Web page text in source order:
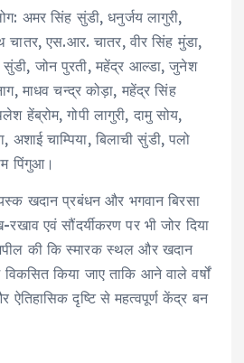
अमर सिंह सुंडी, धनुर्जय लागुरी,
चातर, एस.आर. चातर, वीर सिंह मुंडा,
सुंडी, जोन पुरती, महेंद्र आल्डा, जुनेश
माधव चन्द्र कोड़ा, महेंद्र सिंह
हेंब्रोम, गोपी लागुरी, दामु सोय,
अशाई चाम्पिया, बिलाची सुंडी, पलो
पिंगुआ।
खदान प्रबंधन और भगवान बिरसा
एवं सौंदर्यीकरण पर भी जोर दिया
की कि स्मारक स्थल और खदान
किया जाए ताकि आने वाले वर्षों
दृष्टि से महत्वपूर्ण केंद्र बन